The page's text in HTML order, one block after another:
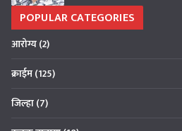
POPULAR CATEGORIES
आरोग्य(2)
क्राईम(125)
जिल्हा(7)